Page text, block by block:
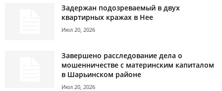
Задержан подозреваемый в двух
квартирных кражах в Нее
Июл 20, 2026
Завершено расследование дела о
мошенничестве с материнским капиталом
в Шарьинском районе
Июл 20, 2026